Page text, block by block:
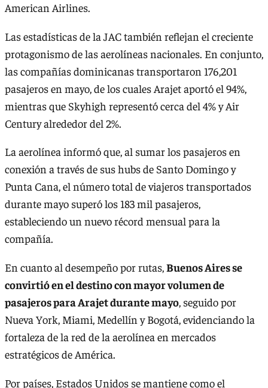
American Airlines.
Las estadísticas de la JAC también reflejan el creciente
protagonismo de las aerolíneas nacionales. En conjunto,
las compañías dominicanas transportaron 176,201
pasajeros en mayo, de los cuales Arajet aportó el 94%,
mientras que Skyhigh representó cerca del 4% y Air
Century alrededor del 2%.
La aerolínea informó que, al sumar los pasajeros en
conexión a través de sus hubs de Santo Domingo y
Punta Cana, el número total de viajeros transportados
durante mayo superó los 183 mil pasajeros,
estableciendo un nuevo récord mensual para la
compañía.
En cuanto al desempeño por rutas,Buenos Aires se
convirtió en el destino con mayor volumen de
pasajeros para Arajet durante mayo, seguido por
Nueva York, Miami, Medellín y Bogotá, evidenciando la
fortaleza de la red de la aerolínea en mercados
estratégicos de América.
Por países, Estados Unidos se mantiene como el